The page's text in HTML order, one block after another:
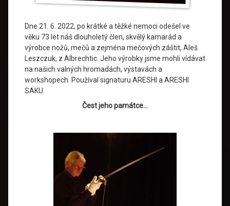
Dne 21. 6. 2022, po krátké a těžké nemoci odešel ve
věku 73 let náš dlouholetý člen, skvělý kamarád a
výrobce nožů, mečů a zejména mečových záštit, Aleš
Leszczuk, z Albrechtic. Jeho výrobky jsme mohli vídávat
na našich valných hromadách, výstavách a
workshopech. Používal signaturu ARESHI a ARESHI
SAKU.
Čest jeho památce…